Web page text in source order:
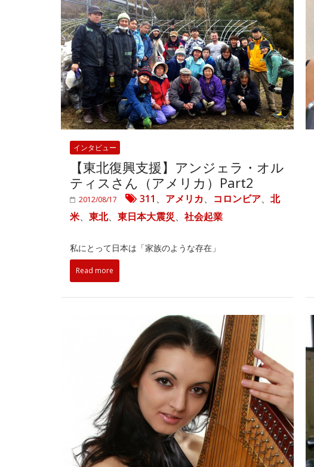
インタビュー
【東北復興支援】アンジェラ・オル
ティスさん（アメリカ）Part2
2012/08/17 311 、 アメリカ、 コロンビア、 北
米、 東北、 東日本大震災、 社会起業
私にとって日本は「家族のような存在」
Read more